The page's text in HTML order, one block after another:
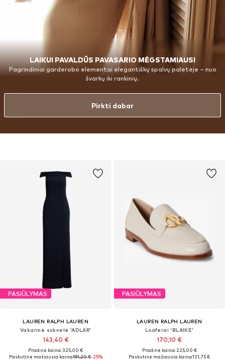
PASIŪLYMAS
LAUREN RALPH LAUREN
Vakarinė suknelė 'ADLAR'
143,40 €
Pradinė kaina: 325,00 €
Paskutinė mažiausia kaina:191,20 €-25%
PASIŪLYMAS
LAUREN RALPH LAUREN
Loaferai 'BLAIKE'
170,10 €
Pradinė kaina: 225,00 €
Paskutinė mažiausia kaina:131,75 €
LAIKUI PAVALDŪS PAVASARIO MĖGSTAMIAUSI
Pagrindiniai garderobo elementai elegantiškų spalvų paletėje – nuo
švarkų iki rankinių.
Pirkti dabar